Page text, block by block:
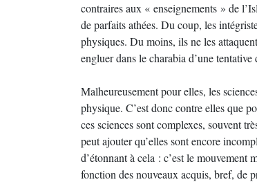
contraires aux « enseignements » de
de parfaits athées. Du coup, les
physiques. Du moins, ils ne les
engluer dans le charabia d’une
Malheureusement pour elles, les
physique. C’est donc contre elles que
ces sciences sont complexes, souvent
peut ajouter qu’elles sont encore
d’étonnant à cela : c’est le mouvement
fonction des nouveaux acquis, bref, de